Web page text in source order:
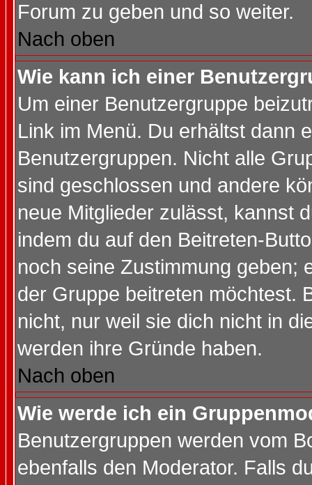
Forum zu geben und so weiter.
Nach oben
Wie kann ich einer
Um einer Benutzergruppe
Link im Menü. Du erhältst dann
Benutzergruppen. Nicht alle
sind geschlossen und andere
neue Mitglieder zulässt, kannst
indem du auf den Beitreten-
noch seine Zustimmung geben;
der Gruppe beitreten möchtest.
nicht, nur weil sie dich nicht in
werden ihre Gründe haben.
Nach oben
Wie werde ich ein
Benutzergruppen werden vom
ebenfalls den Moderator. Falls